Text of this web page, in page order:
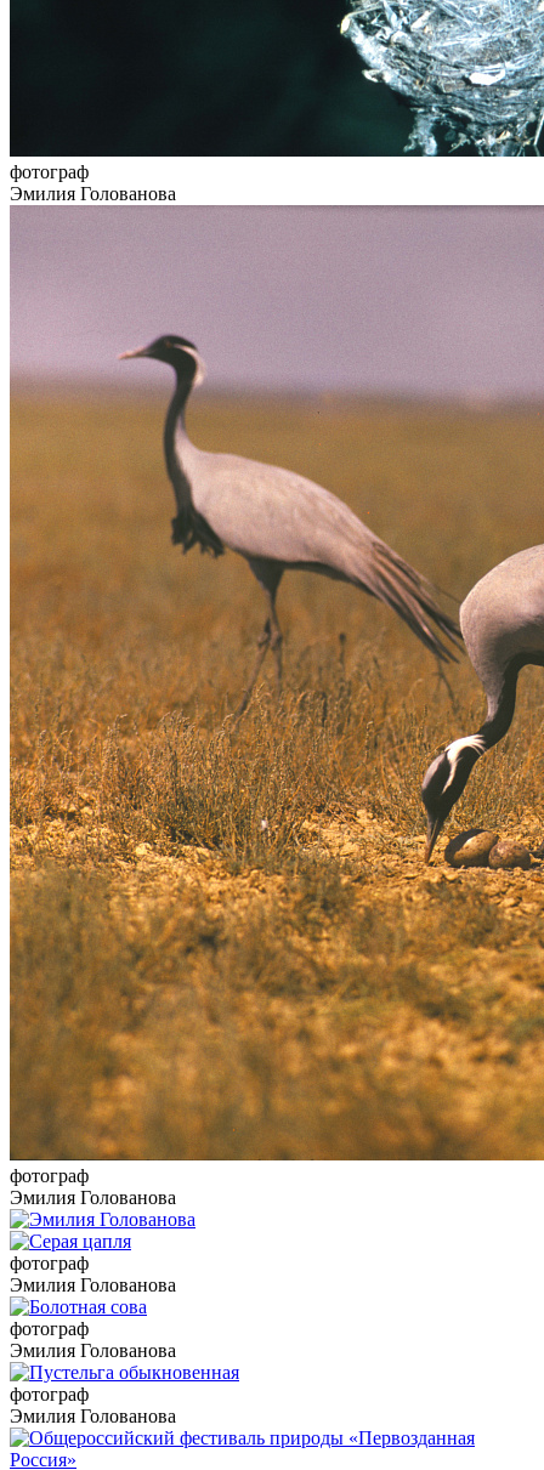
фотограф
Эмилия Голованова
фотограф
Эмилия Голованова
фотограф
Эмилия Голованова
фотограф
Эмилия Голованова
фотограф
Эмилия Голованова